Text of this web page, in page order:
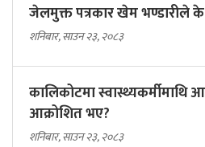
जेलमुक्त पत्रकार खेम भण्डारीले
शनिबार, साउन २३, २०८३
कालिकोटमा स्वास्थ्यकर्मीमाथि
आक्रोशित भए?
शनिबार, साउन २३, २०८३